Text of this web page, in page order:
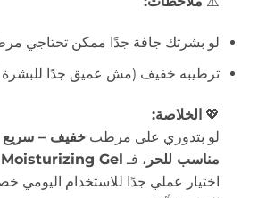
لو بشرتك جافة جدًا ممكن تحتاجي
ترطيبه خفيف (مش عميق جدًا للبشرة
💖 الخلاصة:
لو بتدوري على مرطب خفيف –
مناسب للحر ، فـ Gel
اختيار عملي جدًا للاستخدام اليومي